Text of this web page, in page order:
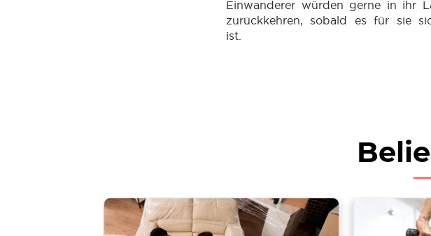
Einwanderer würden gerne in ihr
zurückkehren, sobald es für sie
ist.